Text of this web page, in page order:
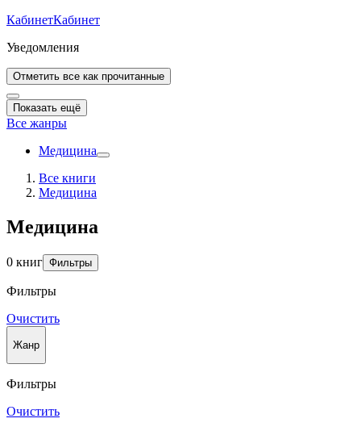
КабинетКабинет
Уведомления
Отметить все как прочитанные
Показать ещё
Все жанры
Медицина
Все книги
Медицина
Медицина
0 книг Фильтры
Фильтры
Очистить
Жанр
Фильтры
Очистить